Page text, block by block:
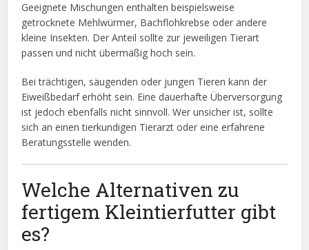
Geeignete Mischungen enthalten beispielsweise
getrocknete Mehlwürmer, Bachflohkrebse oder andere
kleine Insekten. Der Anteil sollte zur jeweiligen Tierart
passen und nicht übermäßig hoch sein.
Bei trächtigen, säugenden oder jungen Tieren kann der
Eiweißbedarf erhöht sein. Eine dauerhafte Überversorgung
ist jedoch ebenfalls nicht sinnvoll. Wer unsicher ist, sollte
sich an einen tierkundigen Tierarzt oder eine erfahrene
Beratungsstelle wenden.
Welche Alternativen zu
fertigem Kleintierfutter gibt
es?